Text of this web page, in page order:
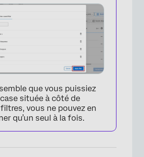
que vous puissiez
située à côté de
vous ne pouvez en
qu’un seul à la fois.